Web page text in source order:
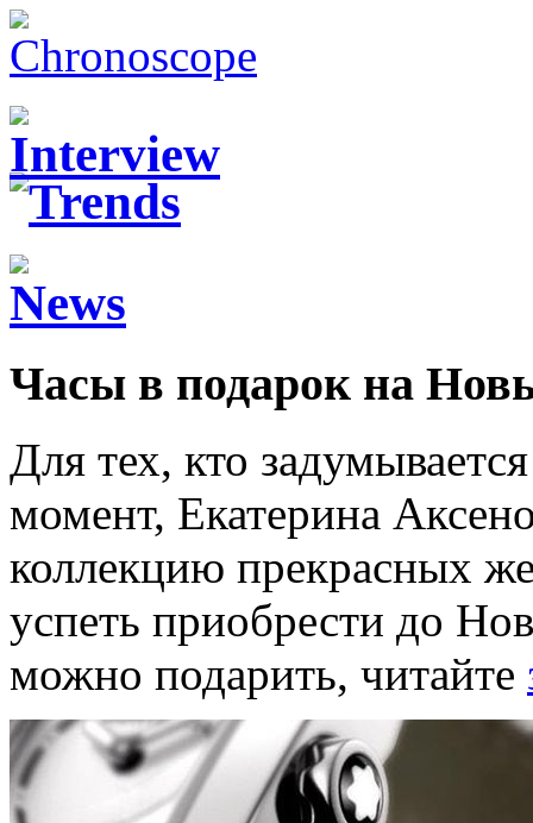
Часы в подарок на
Для тех, кто
момент, Екатерина
коллекцию прекрасных
успеть приобрести до
можно подарить, читайте